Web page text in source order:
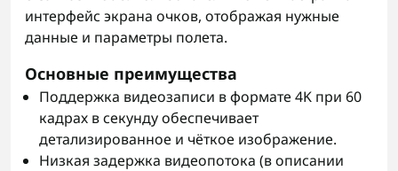
интерфейс экрана очков, отображая нужные
данные и параметры полета.
Основные преимущества
Поддержка видеозаписи в формате 4K при 60
кадрах в секунду обеспечивает
детализированное и чёткое изображение.
Низкая задержка видеопотока (в описании